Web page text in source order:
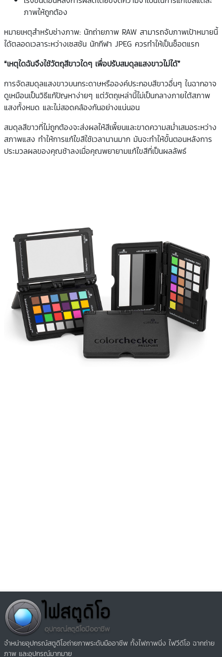
ภาพให้ถูกต้อง
หมายเหตุสำหรับช่างภาพ: นักถ่ายภาพ RAW สามารถจับภาพเป้าหมายนี้
ได้ตลอดเวลาระหว่างเซสชัน นักกีฬา JPEG ควรทำให้เป็นช็อตแรก
“เหตุใดฉันจึงใช้วัตถุสีขาวใดๆ เพื่อปรับสมดุลแสงขาวไม่ได้”
การจัดสมดุลแสงขาวบนกระดาษหรือองค์ประกอบสีขาวอื่นๆ ในฉากอาจ
ดูเหมือนเป็นวิธีแก้ปัญหาง่ายๆ แต่วัตถุเหล่านี้ไม่เป็นกลางภายใต้สภาพ
แสงทั้งหมด และไม่สอดคล้องกันอย่างแน่นอน
สมดุลสีขาวที่ไม่ถูกต้องจะส่งผลให้สีเพี้ยนและขาดความสม่ำเสมอระหว่าง
สภาพแสง ทำให้การแก้ไขสีใช้เวลานานมาก มันจะทำให้ขั้นตอนหลังการ
ประมวลผลของคุณช้าลงเมื่อคุณพยายามแก้ไขสีที่เป็นผลลัพธ์
จำหน่ายอุปกรณ์สตูดิโอถ่ายภาพระดับมืออาชีพ ทั้งไฟภาพนิ่ง ไฟวีดีโอ ฉากถ่าย
ภาพ และอุปกรณ์มากมาย